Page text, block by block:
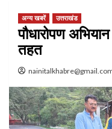
अन्य खबरें उत्तराखंड
पौधारोपण
तहत